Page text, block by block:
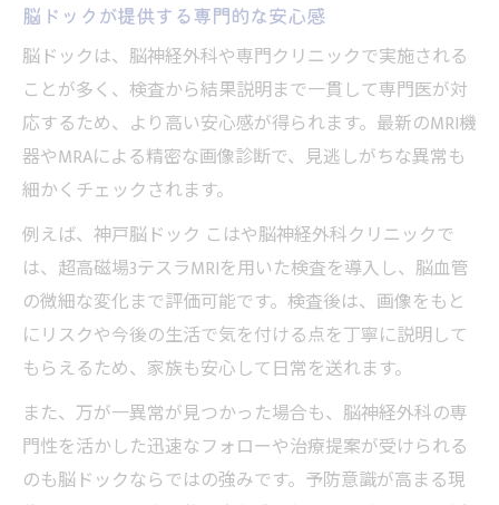
脳ドックが提供する専門的な安心感
脳ドックは、脳神経外科や専門クリニックで実施される
ことが多く、検査から結果説明まで一貫して専門医が対
応するため、より高い安心感が得られます。最新のMRI機
器やMRAによる精密な画像診断で、見逃しがちな異常も
細かくチェックされます。
例えば、神戸脳ドック こはや脳神経外科クリニックで
は、超高磁場3テスラMRIを用いた検査を導入し、脳血管
の微細な変化まで評価可能です。検査後は、画像をもと
にリスクや今後の生活で気を付ける点を丁寧に説明して
もらえるため、家族も安心して日常を送れます。
また、万が一異常が見つかった場合も、脳神経外科の専
門性を活かした迅速なフォローや治療提案が受けられる
のも脳ドックならではの強みです。予防意識が高まる現